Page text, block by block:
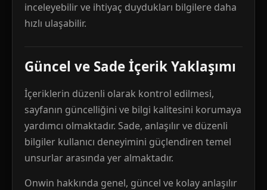
inceleyebilir ve ihtiyaç duydukları bilgilere daha
hızlı ulaşabilir.
Güncel ve Sade İçerik Yaklaşımı
İçeriklerin düzenli olarak kontrol edilmesi,
sayfanın güncelliğini ve bilgi kalitesini korumaya
yardımcı olmaktadır. Sade, anlaşılır ve düzenli
bilgiler kullanıcı deneyimini güçlendiren temel
unsurlar arasında yer almaktadır.
Onwin hakkında genel, güncel ve kolay anlaşılır